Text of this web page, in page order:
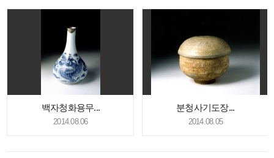
백자청화용무...
2014.08.06
분청사기도장...
2014.08.05